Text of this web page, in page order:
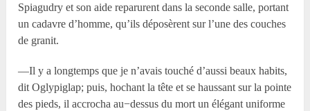
Spiagudry et son aide reparurent dans la seconde salle, portant
un cadavre d’homme, qu’ils déposèrent sur l’une des couches
de granit.
—Il y a longtemps que je n’avais touché d’aussi beaux habits,
dit Oglypiglap; puis, hochant la tête et se haussant sur la pointe
des pieds, il accrocha au−dessus du mort un élégant uniforme